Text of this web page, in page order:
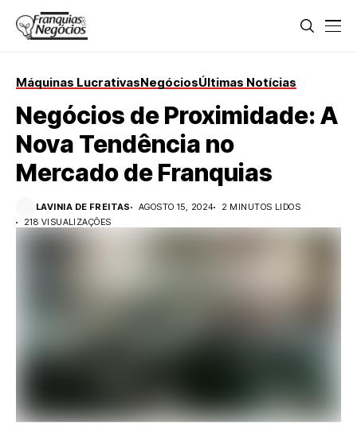
Máquinas LucrativasNegóciosÚltimas Notícias
Negócios de Proximidade: A
Nova Tendência no
Mercado de Franquias
LAVINIA DE FREITAS AGOSTO 15, 2024
2 MINUTOS LIDOS
218 VISUALIZAÇÕES